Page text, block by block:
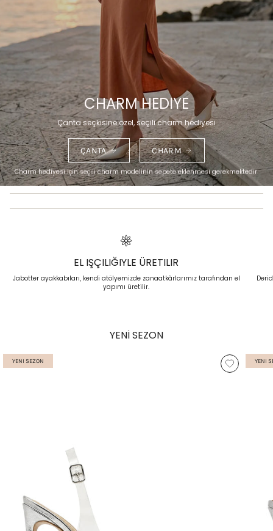
CHARM HEDIYE
Çanta seçkisine özel, seçili charm hediyesi
ÇANTA CHARM
Charm hediyesi için seçili charm modelinin sepete eklenmesi gerekmektedir.
EL IŞÇILIĞIYLE ÜRETILIR
Jabotter ayakkabıları, kendi atölyemizde zanaatkârlarımız tarafından el
yapımı üretilir.
YENİ SEZON
YENI SEZON YENI